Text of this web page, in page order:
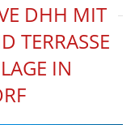
DHH MIT
TERRASSE
IN